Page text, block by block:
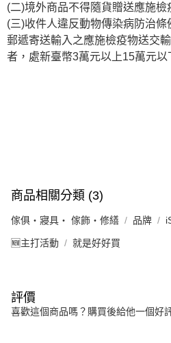
(二)境外商品不得隨貨贈送應施檢
(三)收件人違反動物傳染病防治
郵遞寄送輸入之應施檢疫物送交
者，處新臺幣3萬元以上15萬元以
商品相關分類 (3)
傢俱・寢具・ 傢飾・修繕 品牌
🆕主打活動 就是好好買
評價
喜歡這個商品嗎？購買後給他一個好